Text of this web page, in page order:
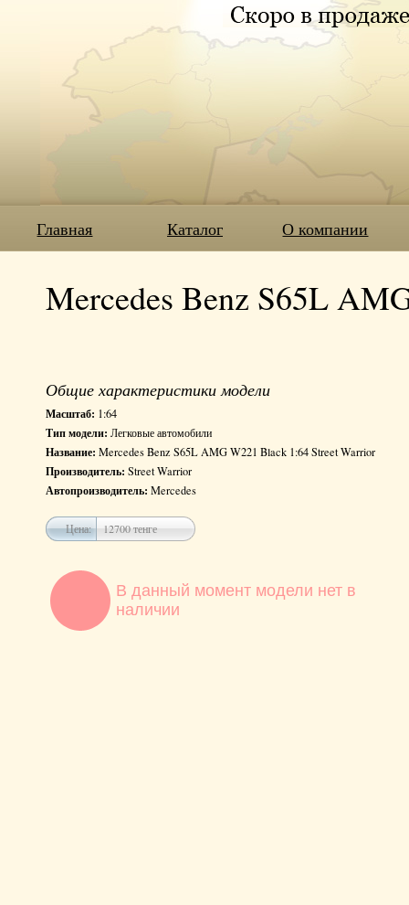
Главная Каталог О компании
Mercedes Benz S65L
Общие характеристики модели
Масштаб: 1:64
Тип модели: Легковые автомобили
Название: Mercedes Benz S65L AMG W221 Black 1:64 Street Warrior
Производитель: Street Warrior
Автопроизводитель: Mercedes
Цена: 12700 тенге
В данный момент модели нет в
наличии